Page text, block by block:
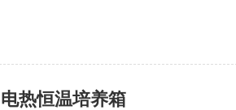
部为不锈钢板，并有多层可以移动并可调节
观察培养箱内部情况。DHP-360培养箱内装
电热恒温培养箱